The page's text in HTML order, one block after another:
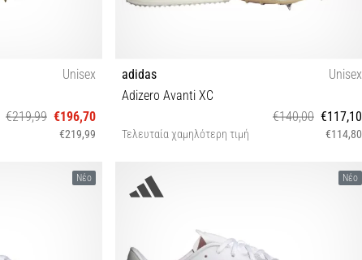
Unisex
€219,99 €196,70
€219,99
44½ 45 45½ 46 47½
adidas
Unisex
Adizero Avanti XC
€140,00 €117,10
Τελευταία χαμηλότερη τιμή €114,80
36⅔ 37⅓ 38 38⅔ 39⅓ 40 40⅔ 41⅓ 42 42⅔ 43⅓
Νέο Νέο